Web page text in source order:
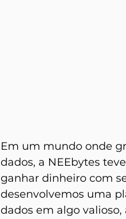
Em um mundo onde
dados, a NEEbytes
ganhar dinheiro com
desenvolvemos uma
dados em algo